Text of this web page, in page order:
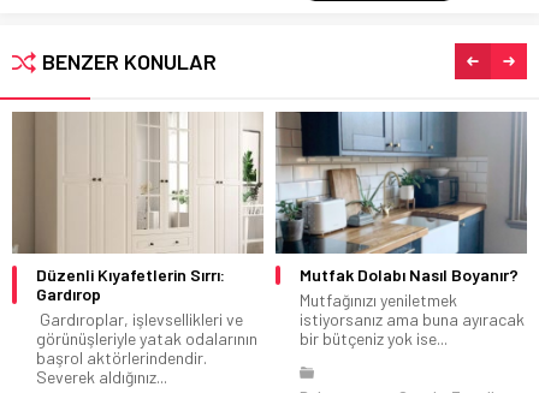
BENZER KONULAR
Düzenli Kıyafetlerin Sırrı:
Gardırop
Gardıroplar, işlevsellikleri ve
görünüşleriyle yatak odalarının
başrol aktörlerindendir.
Severek aldığınız...
Mutfak Dolabı Nasıl Boyanır?
Mutfağınızı yeniletmek
istiyorsanız ama buna ayıracak
bir bütçeniz yok ise...